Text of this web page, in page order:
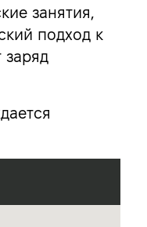
занятия,
подход к
заряд